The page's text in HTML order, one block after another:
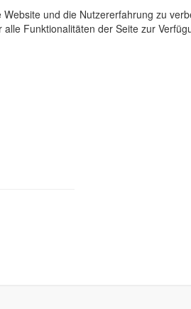
und die Nutzererfahrung zu
Funktionalitäten der Seite zur